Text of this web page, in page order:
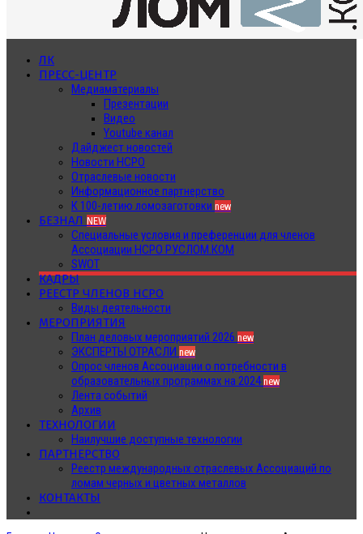
ЛК
ПРЕСС-ЦЕНТР
Медиаматериалы
Презентации
Видео
Youtube канал
Дайджест новостей
Новости НСРО
Отраслевые новости
Информационное партнерство
К 100-летию ломозаготовки new
БЕЗНАЛ NEW
Специальные условия и преференции для членов
Ассоциации НСРО РУСЛОМ.КОМ
SWOT
КАДРЫ
РЕЕСТР ЧЛЕНОВ НСРО
Виды деятельности
МЕРОПРИЯТИЯ
План деловых мероприятий 2026 new
ЭКСПЕРТЫ ОТРАСЛИ new
Опрос членов Ассоциации о потребности в
образовательных программах на 2024new
Лента событий
Архив
ТЕХНОЛОГИИ
Наилучшие доступные технологии
ПАРТНЕРСТВО
Реестр международных отраслевых Ассоциаций по
ломам черных и цветных металлов
КОНТАКТЫ